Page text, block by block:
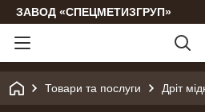
ЗАВОД «СПЕЦМЕТИЗГРУП»
Товари та послуги Дріт